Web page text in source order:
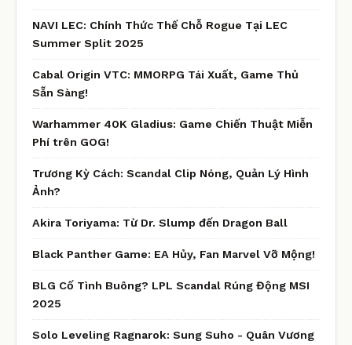
NAVI LEC: Chính Thức Thế Chỗ Rogue Tại LEC
Summer Split 2025
Cabal Origin VTC: MMORPG Tái Xuất, Game Thủ
Sẵn Sàng!
Warhammer 40K Gladius: Game Chiến Thuật Miễn
Phí trên GOG!
Trương Kỳ Cách: Scandal Clip Nóng, Quản Lý Hình
Ảnh?
Akira Toriyama: Từ Dr. Slump đến Dragon Ball
Black Panther Game: EA Hủy, Fan Marvel Vỡ Mộng!
BLG Cố Tình Buông? LPL Scandal Rúng Động MSI
2025
Solo Leveling Ragnarok: Sung Suho - Quân Vương